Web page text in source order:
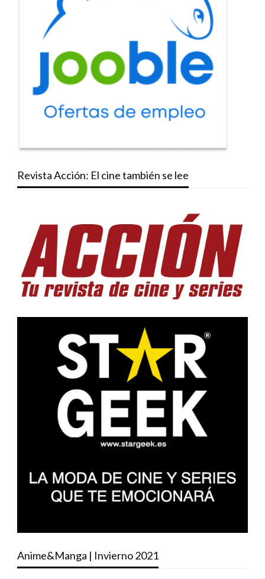
Revista Acción: El cine también se lee
Anime&Manga | Invierno 2021